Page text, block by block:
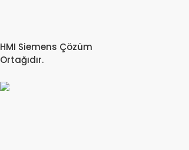
HMI Siemens Çözüm
Ortağıdır.